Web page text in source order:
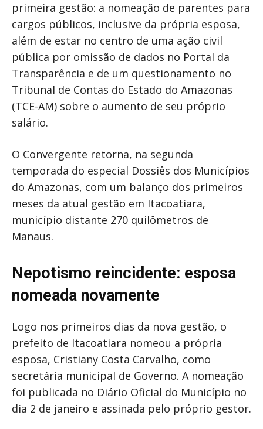
primeira gestão: a nomeação de parentes para
cargos públicos, inclusive da própria esposa,
além de estar no centro de uma ação civil
pública por omissão de dados no Portal da
Transparência e de um questionamento no
Tribunal de Contas do Estado do Amazonas
(TCE-AM) sobre o aumento de seu próprio
salário.
O Convergente retorna, na segunda
temporada do especial Dossiês dos Municípios
do Amazonas, com um balanço dos primeiros
meses da atual gestão em Itacoatiara,
município distante 270 quilômetros de
Manaus.
Nepotismo reincidente: esposa
nomeada novamente
Logo nos primeiros dias da nova gestão, o
prefeito de Itacoatiara nomeou a própria
esposa, Cristiany Costa Carvalho, como
secretária municipal de Governo. A nomeação
foi publicada no Diário Oficial do Município no
dia 2 de janeiro e assinada pelo próprio gestor.